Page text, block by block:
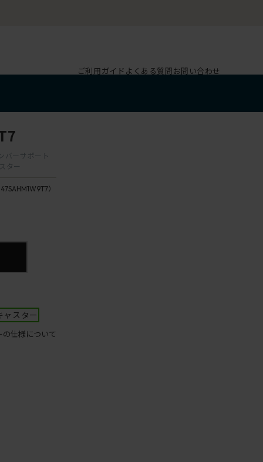
ご利用ガイド よくある質問お問い合わせ
バーサポート
ター
）
ャスター
の仕様について